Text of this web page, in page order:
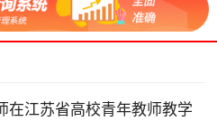
在江苏省高校青年教师教学